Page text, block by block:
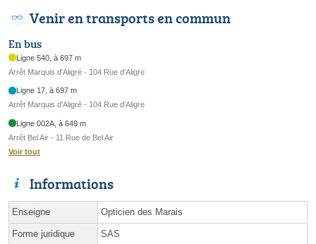
Venir en transports en commun
En bus
Ligne 540, à 697 m
Arrêt Marquis d'Aligré - 104 Rue d'Aligre
Ligne 17, à 697 m
Arrêt Marquis d'Aligré - 104 Rue d'Aligre
Ligne 002A, à 649 m
Arrêt Bel Air - 11 Rue de Bel Air
Voir tout
Informations
Enseigne Opticien des Marais
Forme juridique SAS